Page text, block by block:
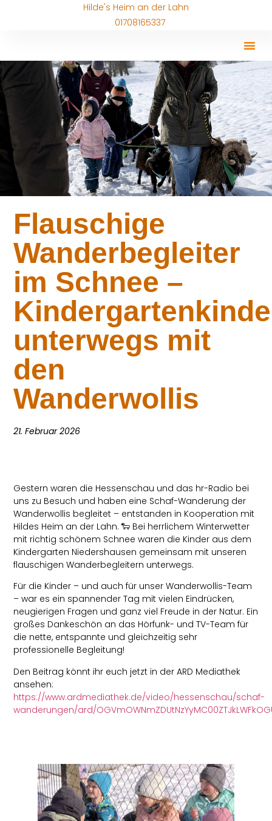
Hilde's Heim an der Lahn
01708165337
Flauschige
Wanderbegleiter
im Schnee –
unterwegs mit
den
Wanderwollis
21. Februar 2026
Gestern waren die Hessenschau und das hr-Radio bei
uns zu Besuch und haben eine Schaf-Wanderung der
Wanderwollis begleitet – entstanden in Kooperation mit
Hildes Heim an der Lahn. 🐑 Bei herrlichem Winterwetter
mit richtig schönem Schnee waren die Kinder aus dem
Kindergarten Niedershausen gemeinsam mit unseren
flauschigen Wanderbegleitern unterwegs.
Für die Kinder – und auch für unser Wanderwollis-Team
– war es ein spannender Tag mit vielen Eindrücken,
neugierigen Fragen und ganz viel Freude in der Natur. Ein
großes Dankeschön an das Hörfunk- und TV-Team für
die nette, entspannte und gleichzeitig sehr
professionelle Begleitung!
Den Beitrag könnt ihr euch jetzt in der ARD Mediathek
ansehen:
https://www.ardmediathek.de/video/hessenschau/schaf-
wanderungen/ard/